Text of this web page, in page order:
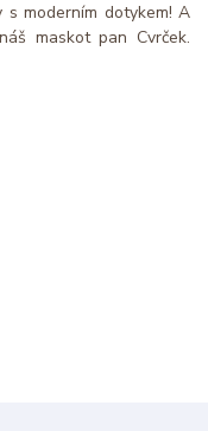
moderním dotykem! A
maskot pan Cvrček.